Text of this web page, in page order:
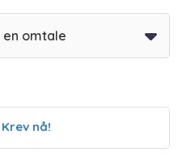
omtale
Krev nå!